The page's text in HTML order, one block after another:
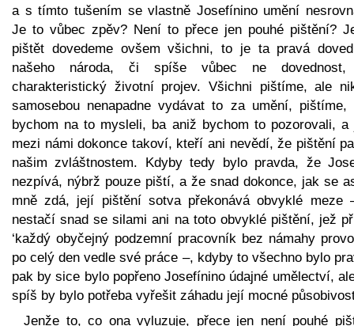
a s tímto tušením se vlastně Josefínino umění
Je to vůbec zpěv? Není to přece jen pouhé pištění?
pištět dovedeme ovšem všichni, to je ta pravá
našeho národa, či spíše vůbec ne
charakteristický životní projev. Všichni pištíme, ale
samosebou nenapadne vydávat to za umění, pištíme,
bychom na to mysleli, ba aniž bychom to pozorovali, a
mezi námi dokonce takoví, kteří ani nevědí, že pištění
našim zvláštnostem. Kdyby tedy bylo pravda, že
nezpívá, nýbrž pouze piští, a že snad dokonce, jak se
mně zdá, její pištění sotva překonává obvyklé meze
nestačí snad se silami ani na toto obvyklé pištění, jež
‘každý obyčejný podzemní pracovník bez námahy
po celý den vedle své práce –, kdyby to všechno bylo
pak by sice bylo popřeno Josefínino údajné umělectví,
spíš by bylo potřeba vyřešit záhadu její mocné
Jenže to, co ona vyluzuje, přece jen není pouhé